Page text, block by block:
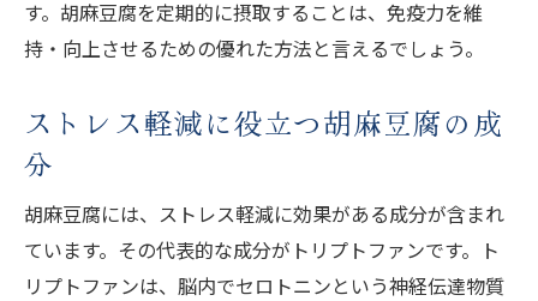
胡麻豆腐の栄養が消化を助けるメカニズム
つながる理由
植物性タンパク質が豊富な胡麻豆腐の魅力
胡麻豆腐が提供する完全な植物性タンパク
質の利点
す。胡麻豆腐を定期的に摂取することは、免疫力を維
持・向上させるための優れた方法と言えるでしょう。
ストレス軽減に役立つ胡麻豆腐の成
分
胡麻豆腐には、ストレス軽減に効果がある成分が含まれ
ています。その代表的な成分がトリプトファンです。ト
リプトファンは、脳内でセロトニンという神経伝達物質